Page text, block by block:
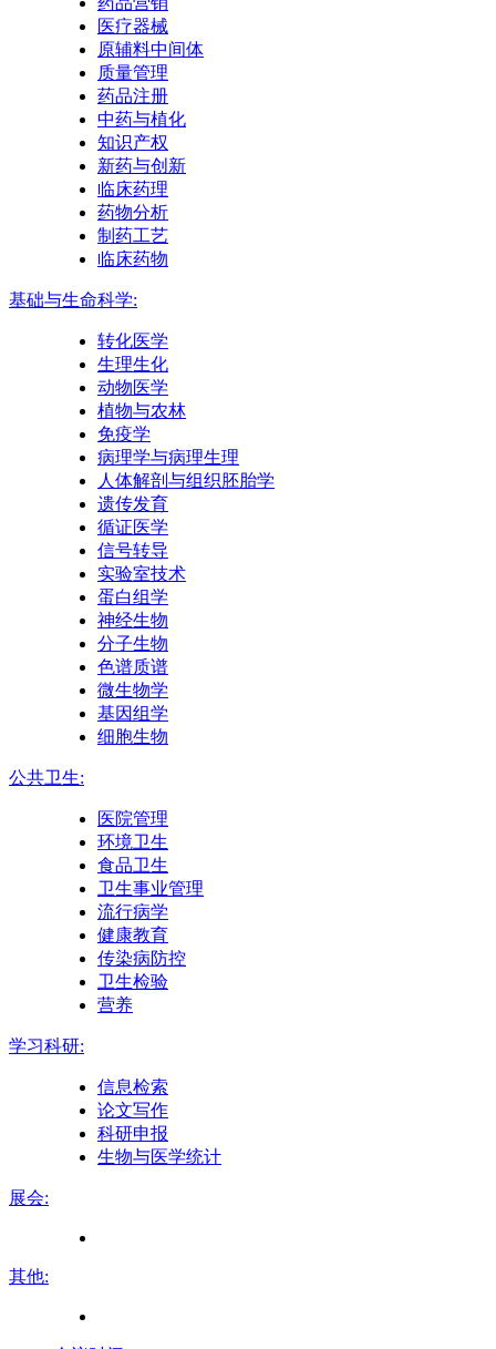
医疗器械
原辅料中间体
质量管理
药品注册
中药与植化
知识产权
新药与创新
临床药理
药物分析
制药工艺
临床药物
基础与生命科学:
转化医学
生理生化
动物医学
植物与农林
免疫学
病理学与病理生理
人体解剖与组织胚胎学
遗传发育
循证医学
信号转导
实验室技术
蛋白组学
神经生物
分子生物
色谱质谱
微生物学
基因组学
细胞生物
公共卫生:
医院管理
环境卫生
食品卫生
卫生事业管理
流行病学
健康教育
传染病防控
卫生检验
营养
学习科研:
信息检索
论文写作
科研申报
生物与医学统计
展会:
其他: